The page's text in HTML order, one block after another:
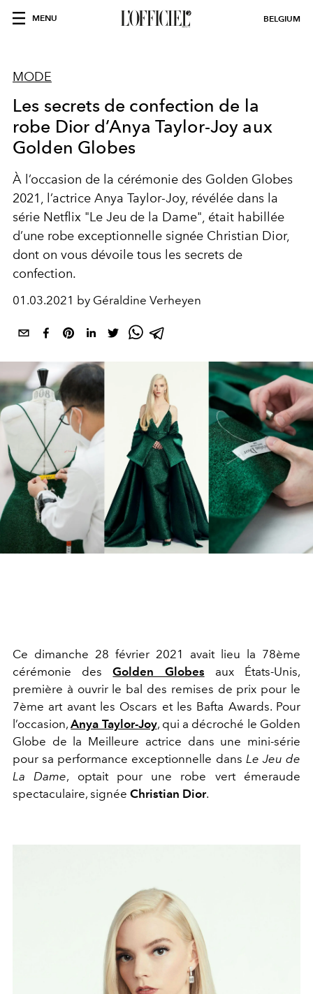
MENU BELGIUM
MODE
Les secrets de confection de la
robe Dior d’Anya Taylor-Joy aux
Golden Globes
À l’occasion de la cérémonie des Golden Globes
2021, l’actrice Anya Taylor-Joy, révélée dans la
série Netflix "Le Jeu de la Dame", était habillée
d’une robe exceptionnelle signée Christian Dior,
dont on vous dévoile tous les secrets de
confection.
01.03.2021 by Géraldine Verheyen
Ce dimanche 28 février 2021 avait lieu la 78ème
cérémonie desGolden Globes aux États-Unis,
première à ouvrir le bal des remises de prix pour le
7ème art avant les Oscars et les Bafta Awards. Pour
l’occasion,Anya Taylor-Joy, qui a décroché le Golden
Globe de la Meilleure actrice dans une mini-série
pour sa performance exceptionnelle dans Le Jeu de
La Dame, optait pour une robe vert émeraude
spectaculaire, signée Christian Dior.